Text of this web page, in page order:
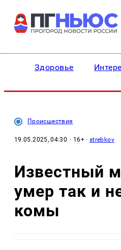
Здоровье
Происшествия
19.05.2025, 04:30 · 16+ ·strebkov
Известный
умер так и
комы